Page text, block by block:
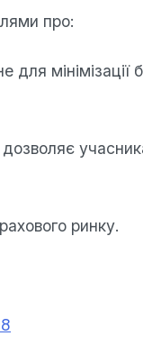
про:
мінімізації
ринку.